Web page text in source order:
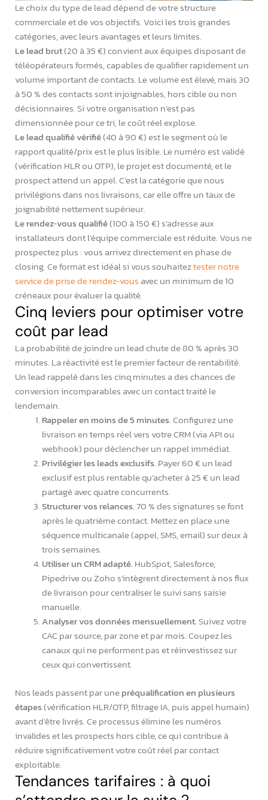
Le choix du type de lead dépend de votre structure
commerciale et de vos objectifs. Voici les trois grandes
catégories, avec leurs avantages et leurs limites.
Le lead brut(20 à 35 €) convient aux équipes disposant de
téléopérateurs formés, capables de qualifier rapidement un
volume important de contacts. Le volume est élevé, mais 30
à 50 % des contacts sont injoignables, hors cible ou non
décisionnaires. Si votre organisation n’est pas
dimensionnée pour ce tri, le coût réel explose.
Le lead qualifié vérifié(40 à 90 €) est le segment où le
rapport qualité/prix est le plus lisible. Le numéro est validé
(vérification HLR ou OTP), le projet est documenté, et le
prospect attend un appel. C’est la catégorie que nous
privilégions dans nos livraisons, car elle offre un taux de
joignabilité nettement supérieur.
Le rendez‑vous qualifié(100 à 150 €) s’adresse aux
installateurs dont l’équipe commerciale est réduite. Vous ne
prospectez plus : vous arrivez directement en phase de
closing. Ce format est idéal si vous souhaiteztester notre
service de prise de rendez‑vous avec un minimum de 10
créneaux pour évaluer la qualité.
Cinq leviers pour optimiser votre
coût par lead
La probabilité de joindre un lead chute de 80 % après 30
minutes. La réactivité est le premier facteur de rentabilité.
Un lead rappelé dans les cinq minutes a des chances de
conversion incomparables avec un contact traité le
lendemain.
Rappeler en moins de 5 minutes.Configurez une
livraison en temps réel vers votre CRM (via API ou
webhook) pour déclencher un rappel immédiat.
Privilégier les leads exclusifs. Payer 60 € un lead
exclusif est plus rentable qu’acheter à 25 € un lead
partagé avec quatre concurrents.
Structurer vos relances.70 % des signatures se font
après le quatrième contact. Mettez en place une
séquence multicanale (appel, SMS, email) sur deux à
trois semaines.
Utiliser un CRM adapté. HubSpot, Salesforce,
Pipedrive ou Zoho s’intègrent directement à nos flux
de livraison pour centraliser le suivi sans saisie
manuelle.
Analyser vos données mensuellement.Suivez votre
CAC par source, par zone et par mois. Coupez les
canaux qui ne performent pas et réinvestissez sur
ceux qui convertissent.
Nos leads passent par unepréqualification en plusieurs
étapes(vérification HLR/OTP, filtrage IA, puis appel humain)
avant d’être livrés. Ce processus élimine les numéros
invalides et les prospects hors cible, ce qui contribue à
réduire significativement votre coût réel par contact
exploitable.
Tendances tarifaires : à quoi